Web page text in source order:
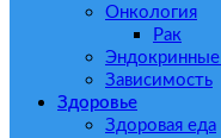
Онкология
Рак
Эндокринные
Зависимость
Здоровье
Здоровая еда